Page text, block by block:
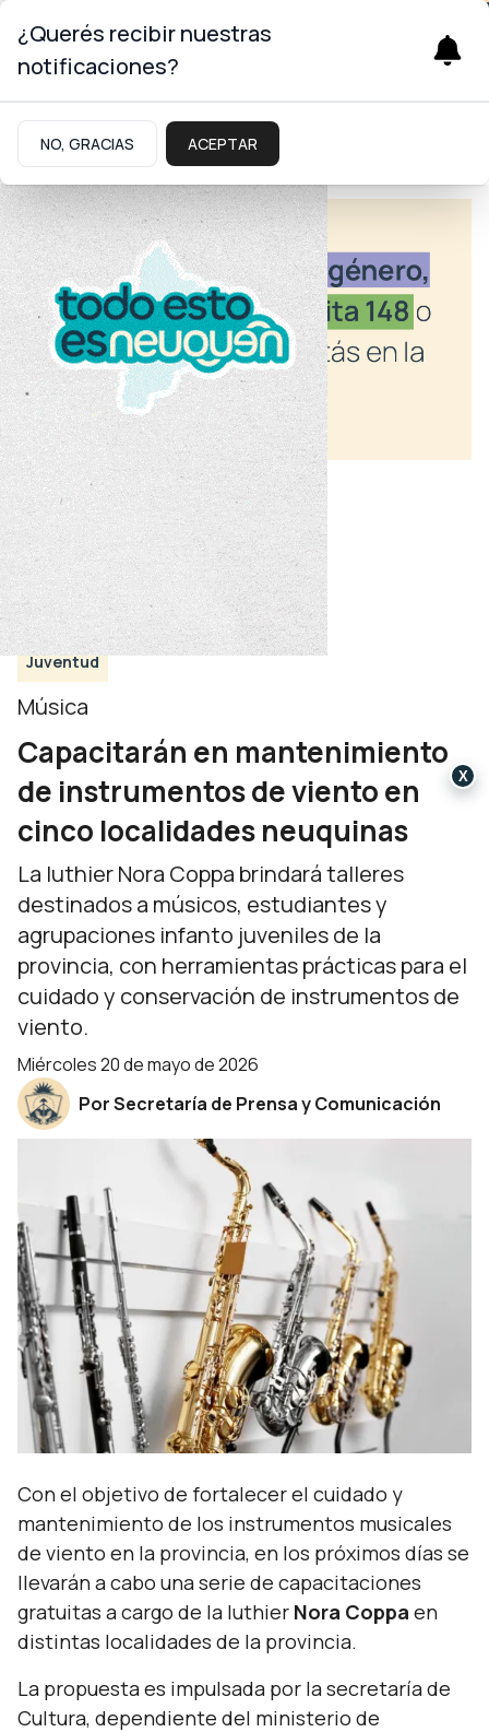
Juventud
Música
Capacitarán en mantenimiento
de instrumentos de viento en
cinco localidades neuquinas
La luthier Nora Coppa brindará talleres
destinados a músicos, estudiantes y
agrupaciones infanto juveniles de la
provincia, con herramientas prácticas para el
cuidado y conservación de instrumentos de
viento.
miércoles 20 de mayo de 2026
Por Secretaría de Prensa y Comunicación
Con el objetivo de fortalecer el cuidado y
mantenimiento de los instrumentos musicales
de viento en la provincia, en los próximos días se
llevarán a cabo una serie de capacitaciones
gratuitas a cargo de la luthier Nora Coppa en
distintas localidades de la provincia.
La propuesta es impulsada por la secretaría de
Cultura, dependiente del ministerio de
¿Querés recibir nuestras
notificaciones?
NO, GRACIAS ACEPTAR
X